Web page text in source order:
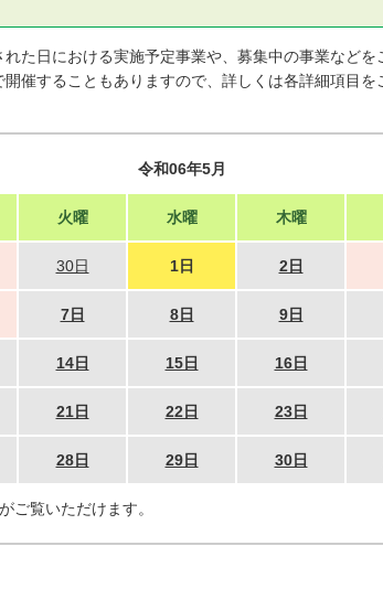
た日における実施予定事業や、募集中の事業などを
催することもありますので、詳しくは各詳細項目を
令和06年5月
火曜 水曜 木曜
30日 1日 2日
7日 8日 9日
14日 15日 16日
21日 22日 23日
28日 29日 30日
ご覧いただけます。